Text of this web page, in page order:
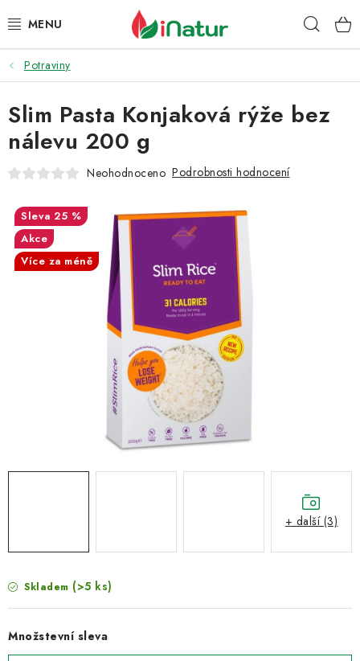
na
POTRAVINY
OŘECHY A SUŠENÉ PLODY
SNACKY
EKO DROGERIE A KOSMETIKA
DOPRAVA A PLATBA
Potraviny
Skladem (>5 ks)
Množstevní sleva
Slim Pasta Konjaková rýže bez
nálevu 200 g
Neohodnoceno Podrobnosti hodnocení
25 %
Akce
Více za méně
+ další (3)